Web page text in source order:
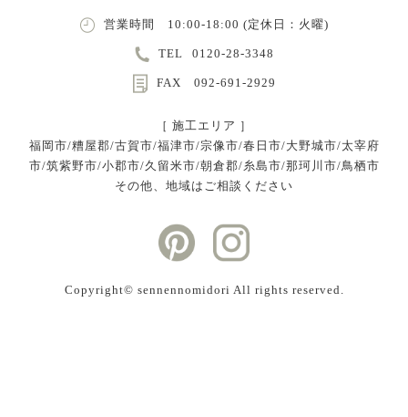
営業時間 10:00-18:00 (定休日：火曜)
TEL 0120-28-3348
FAX 092-691-2929
［ 施工エリア ］
福岡市/糟屋郡/古賀市/福津市/宗像市/春日市/大野城市/太宰府
市/筑紫野市/小郡市/久留米市/朝倉郡/糸島市/那珂川市/鳥栖市
その他、地域はご相談ください
Copyright©︎ sennennomidori All rights reserved.